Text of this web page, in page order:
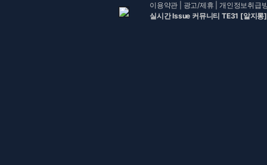
이용약관 광고/제휴 |개인정보취급
실시간 Issue 커뮤니티 TE31 [알지